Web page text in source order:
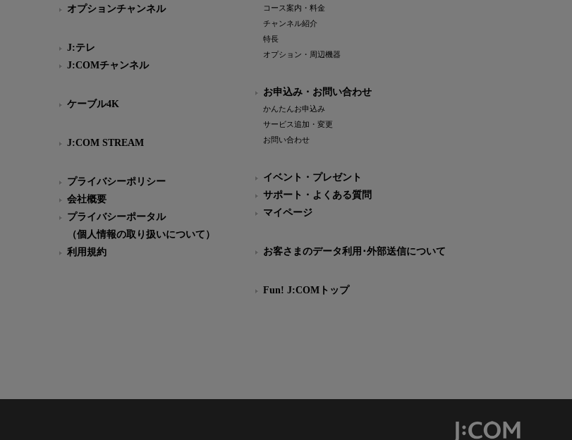
オプションチャンネル
J:テレ
J:COMチャンネル
ケーブル4K
J:COM STREAM
プライバシーポリシー
会社概要
プライバシーポータル
（個人情報の取り扱いについて）
利用規約
コース案内・料金
チャンネル紹介
特長
オプション・周辺機器
お申込み・お問い合わせ
かんたんお申込み
サービス追加・変更
お問い合わせ
イベント・プレゼント
サポート・よくある質問
マイページ
お客さまのデータ利用･外部送信について
Fun! J:COMトップ